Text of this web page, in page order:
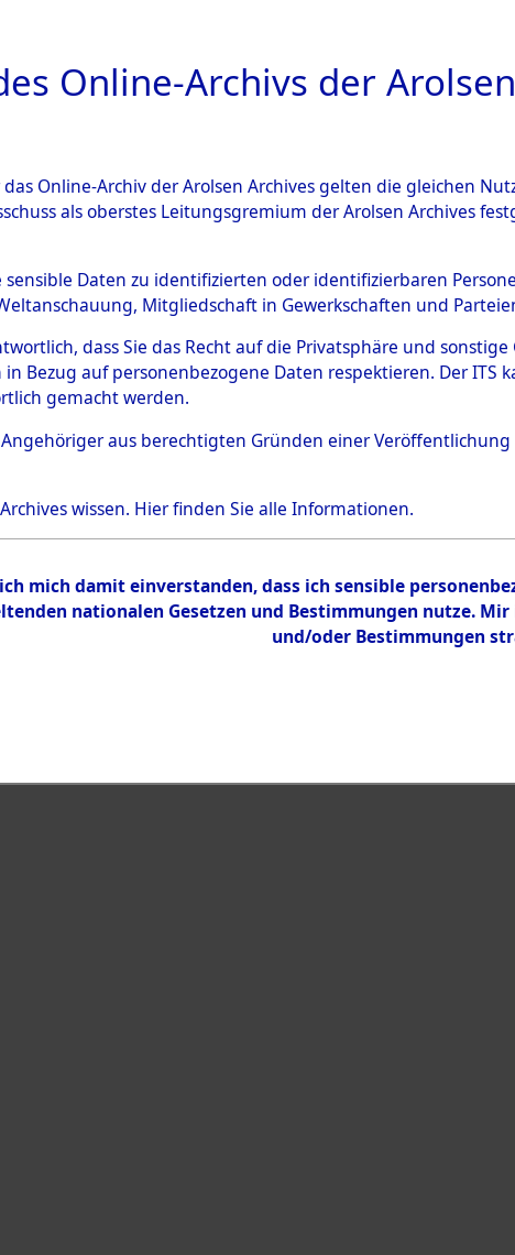
ARCHIVALE ÜBERSICHT BILD
0001 (108005969)
Person GORGY, HERZ
Bestand
Online-Archivs der
Online-Archiv der Arolsen Archives gelten die gleichen
als oberstes Leitungsgremium der Arolsen Archives
sensible Daten zu identifizierten oder identifizierbaren
Mitgliedschaft in Gewerkschaften und
dass Sie das Recht auf die Privatsphäre und
Bezug auf personenbezogene Daten respektieren. Der
gemacht werden.
Angehöriger aus berechtigten Gründen einer
wissen. Hierfinden Sie alle Informationen.
mich damit einverstanden, dass ich sensible
nationalen Gesetzen und Bestimmungen nutze.
und/oder Bestimmungen